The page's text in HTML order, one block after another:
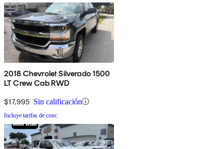
2018 Chevrolet Silverado 1500
LT Crew Cab RWD
$17,995 Sin calificación
Incluye tarifas de conc.